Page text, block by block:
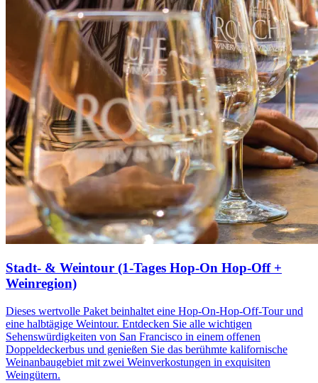
Stadt- & Weintour (1-Tages Hop-On Hop-Off +
Weinregion)
Dieses wertvolle Paket beinhaltet eine Hop-On-Hop-Off-Tour und
eine halbtägige Weintour. Entdecken Sie alle wichtigen
Sehenswürdigkeiten von San Francisco in einem offenen
Doppeldeckerbus und genießen Sie das berühmte kalifornische
Weinanbaugebiet mit zwei Weinverkostungen in exquisiten
Weingütern.